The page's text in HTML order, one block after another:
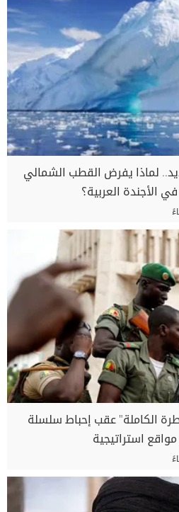
لماذا يفرض القطب الشمالي
الأجندة العربية؟
الكاملة" عقب إحباط سلسلة
استراتيجية